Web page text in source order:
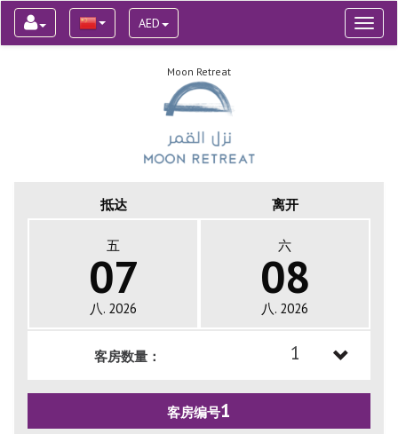
AED
Moon Retreat
抵达 离开
五
07
八. 2026
六
08
八. 2026
客房数量： 1
客房编号1